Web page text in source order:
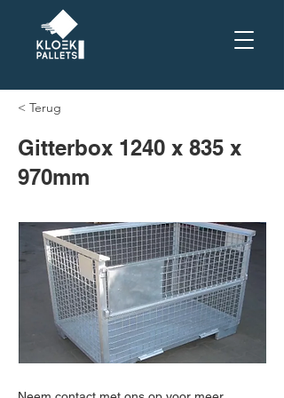
< Terug
Gitterbox 1240 x 835 x
970mm